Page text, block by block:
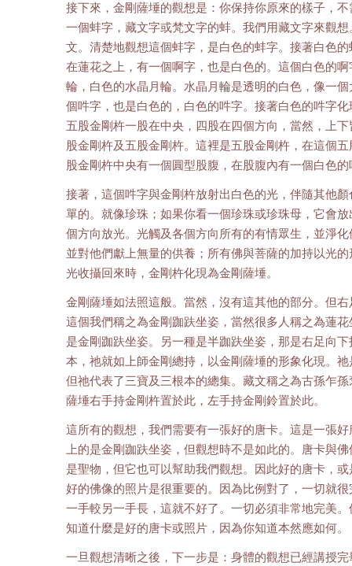
接下來，金剛薩埵的觀想是：你保持你原來的樣子，
一個蚌字，藏文字或梵文字的蚌。我們用藏文字來觀
文。清楚地觀想這個蚌字，是白色的蚌字。接著白色
在蓮花之上，有一個啊字，也是白色的。這個白色的
輪，白色的水晶月輪。水晶月輪是透明的白色，像一
個吽字，也是白色的，白色的吽字。接著白色的吽字
五股金剛杵一股在中央，四股在四個方向，當然，上
股金剛杵及五股金剛杵。這裡是五股金剛杵，在這個
股金剛杵中央有一個圓型股腹，在股腹內有一個白色的
接著，這個吽字與金剛杵放射出白色的光，伴隨其他
單的。就像珍珠；如果你看一個珍珠或珍珠母，它會
個方向放光。光觸及各個方向所有的有情眾生，並淨
並對他們獻上無量的供養；所有佛與菩薩的加持以光
光收攝回來時，金剛杵化現為金剛薩埵。
金剛薩埵如法照這般。當然，沒有這其他的部分。但
這個我們稱之為金剛跏趺坐姿，當然很多人稱之為蓮
是金剛跏趺坐姿。另一種是半跏趺坐姿，那是右足向
本，祂就如上師金剛總持，以金剛薩埵的形象化現。
但祂代表了三寶及三根本的總集。藏文稱之為古孫乍
薩埵右手持金剛杵置於此，左手持金剛鈴置於此。
這所有的觀想，我們需要有一張好的唐卡。這是一張
上的是金剛跏趺坐姿，但觀想時不是如此的。唐卡與
是聖物，但它也可以幫助我們觀想。因此好的唐卡，
好的佛像的照片是很重要的。因為比例對了，一切就
一手較另一手長，這就不好了。一切必須非常地完美
知道什麼是好的唐卡或照片，因為你知道本然應如何。
一旦觀想清晰之後，下一步是：身體的觀想已經講授